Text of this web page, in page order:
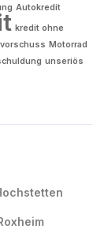
Autokredit
kredit ohne
Motorrad
unseriös